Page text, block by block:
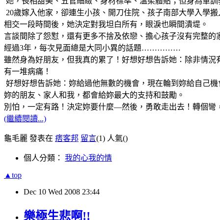
20歲嫁入他家，卻連生小孩、開刀住院、孩子南部大學入學
相交一段時間後，她決定對我坦白所有，眼淚也瞬間潰堤。
言談間除了怨懟，還有更多不捨及依戀、擔心孩子沒有完整
經過3年，每次見面總是大同小異的話題……………
雖然身為好朋友，但我真的累了！好想好想告訴她：除非情
有一堆病痛！
好想好想告訴她：妳給過他無數的機會，現在輪到妳給自己機
妳的朋友、家人和我，都會給妳最大的支持和鼓勵。
別怕，一定有路！決定妳要什麼—然後，勇敢走出去！轉個彎
(繼續閱讀...)
龜毛麗 發表在 痞客邦 留言(1) 人氣()
個人分類： 我的心我的情
▲top
Dec 10 Wed 2008 23:44
樂極生悲啊!!